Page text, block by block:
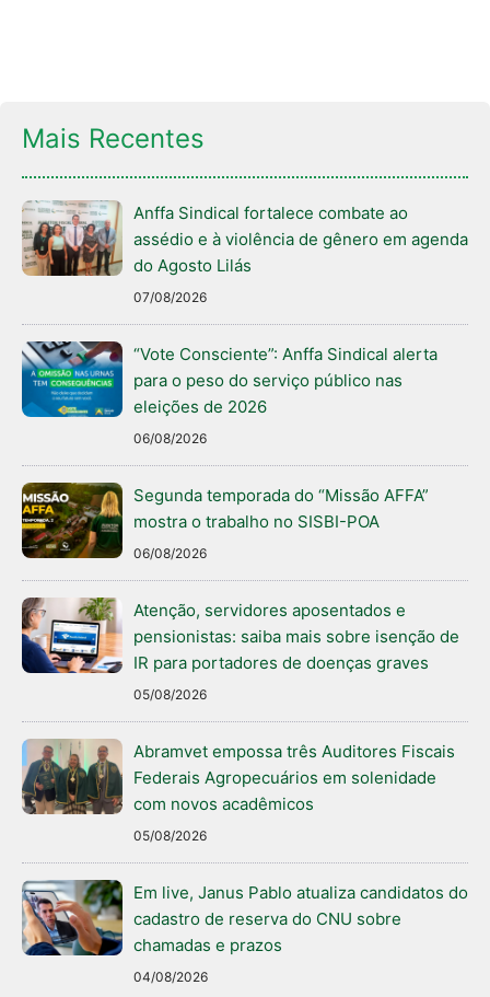
Mais Recentes
Anffa Sindical fortalece combate ao
assédio e à violência de gênero em agenda
do Agosto Lilás
07/08/2026
“Vote Consciente”: Anffa Sindical alerta
para o peso do serviço público nas
eleições de 2026
06/08/2026
Segunda temporada do “Missão AFFA”
mostra o trabalho no SISBI-POA
06/08/2026
Atenção, servidores aposentados e
pensionistas: saiba mais sobre isenção de
IR para portadores de doenças graves
05/08/2026
Abramvet empossa três Auditores Fiscais
Federais Agropecuários em solenidade
com novos acadêmicos
05/08/2026
Em live, Janus Pablo atualiza candidatos do
cadastro de reserva do CNU sobre
chamadas e prazos
04/08/2026